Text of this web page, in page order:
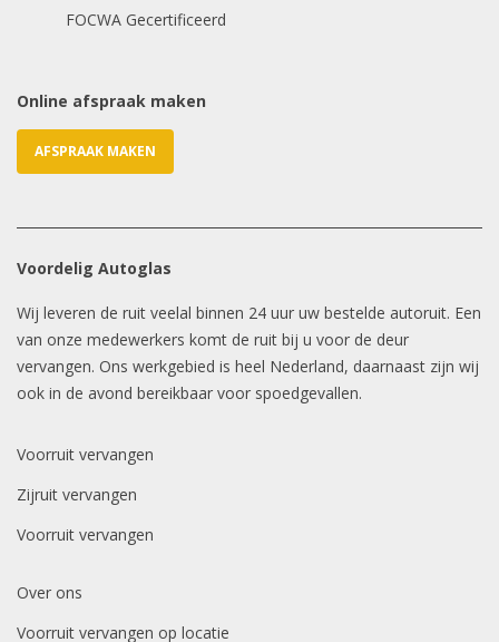
E-mailadres *
FOCWA Gecertificeerd
Online afspraak maken
AFSPRAAK MAKEN
Voordelig Autoglas
Wij leveren de ruit veelal binnen 24 uur uw bestelde autoruit. Een
van onze medewerkers komt de ruit bij u voor de deur
vervangen. Ons werkgebied is heel Nederland, daarnaast zijn wij
ook in de avond bereikbaar voor spoedgevallen.
Voorruit vervangen
Zijruit vervangen
Voorruit vervangen
Over ons
Voorruit vervangen op locatie